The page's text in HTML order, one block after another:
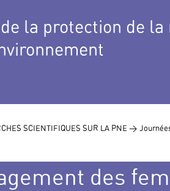
la protection de la
SCIENTIFIQUES SUR LA PNE >
des